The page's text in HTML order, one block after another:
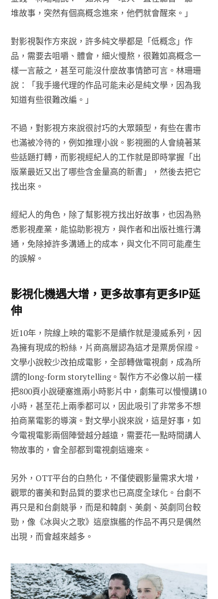
堆故事，突然有個高概念進來，他們就會醒來。」
對影視製作方來說，許多純文學都是「低概念」作
品，需要去咀嚼、體會，細火慢熬，很難如高概念一
樣一言蔽之，甚至可能沒什麼故事情節可言。林珊珊
說：「我手邊代理的作品可能未必是純文學，因為我
知道有些很難改編。」
不過，對影視方來說很討巧的大眾類型，有些在書市
也滿被冷待的，例如推理小說。影視圈的人會繞著某
些話題打轉，而影視經紀人的工作就是即時掌握「出
版業最近又出了哪些含金量高的新書」，然後去把它
找出來。
經紀人的角色，除了幫影視方找出好故事，也因為熟
悉影視產業，能協助影視方，與作者和出版社進行溝
通，免除掉許多溝通上的成本，與文化不同可能產生
的誤解。
影視化機遇大增，更多故事有更多IP延
伸
近10年，院線上映的電影不是續作就是漫威系列，因
為擁有現成的粉絲，片商高層認為這才是票房保證。
文學小說較少改拍成電影，全部轉做電視劇，成為所
謂的long-form storytelling。製作方不必像以前一樣
把800頁小說硬塞進兩小時影片中，劇集可以慢慢講10
小時，甚至花上兩季都可以，因此吸引了非常多不想
拍商業電影的導演。對文學小說來說，這是好事，如
今電視電影兩個陣營越分越遠，需要花一點時間講人
物故事的，會全部都到電視劇這邊來。
另外，OTT平台的白熱化，不僅使觀影量需求大增，
觀眾的審美和對品質的要求也已高度全球化。台劇不
再只是和台劇競爭，而是和韓劇、美劇、英劇同台較
勁，像《冰與火之歌》這麼旗艦的作品不再只是偶然
出現，而會越來越多。